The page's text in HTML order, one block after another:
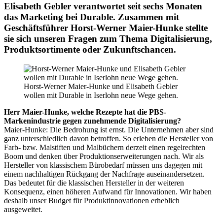
Elisabeth Gebler verantwortet seit sechs Monaten
das Marketing bei Durable. Zusammen mit
Geschäftsführer Horst-Werner Maier-Hunke stellte
sie sich unseren Fragen zum Thema Digitalisierung,
Produktsortimente oder Zukunftschancen.
Horst-Werner Maier-Hunke und Elisabeth Gebler
wollen mit Durable in Iserlohn neue Wege gehen.
Herr Maier-Hunke, welche Rezepte hat die PBS-
Markenindustrie gegen zunehmende Digitalisierung?
Maier-Hunke: Die Bedrohung ist ernst. Die Unternehmen aber sind
ganz unterschiedlich davon betroffen. So erleben die Hersteller von
Farb- bzw. Malstiften und Malbüchern derzeit einen regelrechten
Boom und denken über Produktionserweiterungen nach. Wir als
Hersteller von klassischem Bürobedarf müssen uns dagegen mit
einem nachhaltigen Rückgang der Nachfrage auseinandersetzen.
Das bedeutet für die klassischen Hersteller in der weiteren
Konsequenz, einen höheren Aufwand für Innovationen. Wir haben
deshalb unser Budget für Produktinnovationen erheblich
ausgeweitet.